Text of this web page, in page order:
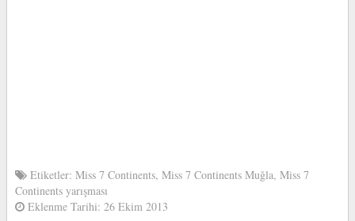
Etiketler: Miss 7 Continents, Miss 7 Continents Muğla, Miss 7
Continents yarışması
Eklenme Tarihi: 26 Ekim 2013